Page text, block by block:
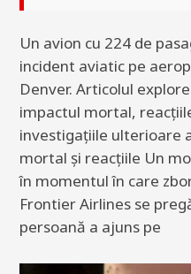
Un avion cu 224 de
incident aviatic pe
Denver. Articolul
impactul mortal,
investigațiile ulterioare
mortal și reacțiile Un
în momentul în care
Frontier Airlines se
persoană a ajuns pe